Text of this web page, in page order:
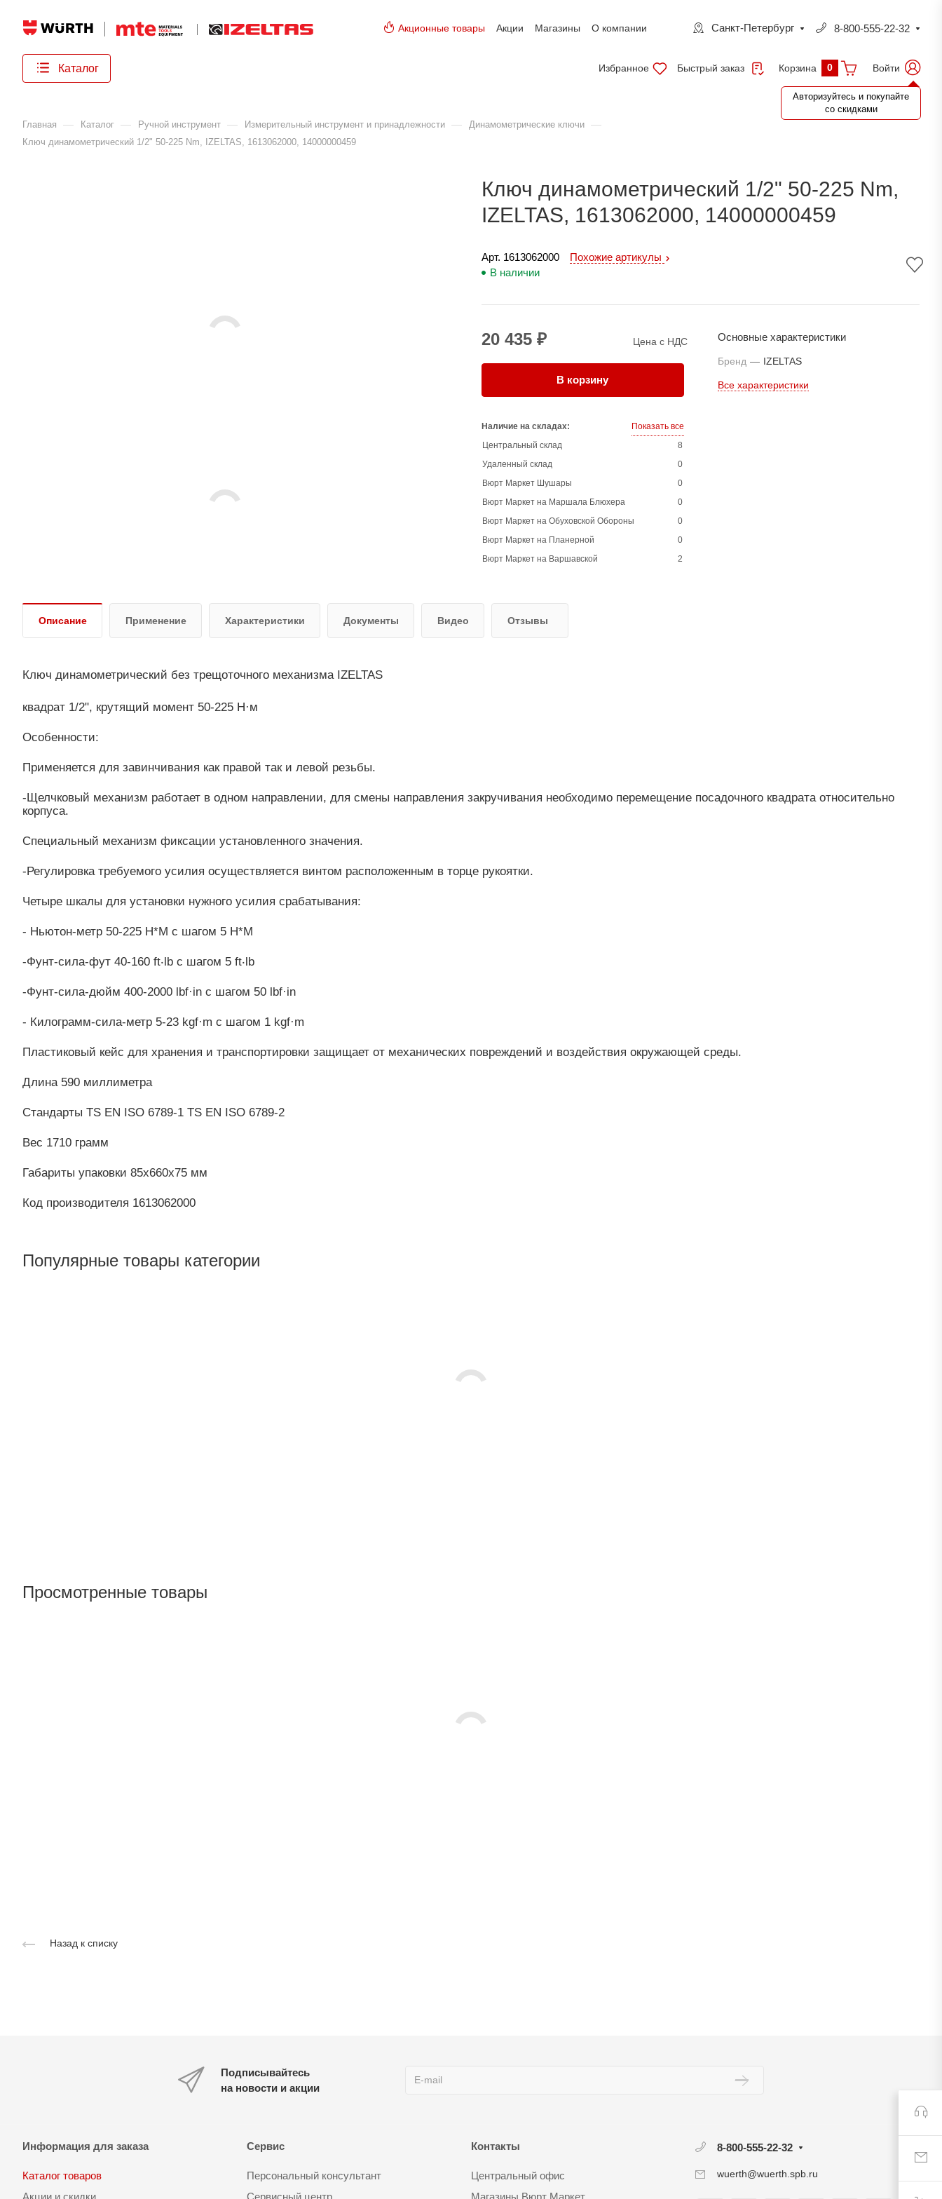
Акционные товары Акции Магазины О компании Санкт-Петербург 8-800-555-22-32
Каталог Избранное Быстрый заказ Корзина 0 Войти
Авторизуйтесь и покупайте
со скидками
Главная
— Каталог — Ручной инструмент — Измерительный инструмент и принадлежности — Динамометрические ключи —
Ключ динамометрический 1/2" 50-225 Nm, IZELTAS, 1613062000, 14000000459
Ключ динамометрический 1/2" 50-225 Nm,
IZELTAS, 1613062000, 14000000459
Арт. 1613062000
Похожие артикулы
В наличии
20 435 ₽ Цена с НДС
В корзину
Наличие на складах:
Показать все
Центральный склад
8
Удаленный склад
0
Вюрт Маркет Шушары
0
Вюрт Маркет на Маршала Блюхера
0
Вюрт Маркет на Обуховской Обороны
0
Вюрт Маркет на Планерной
0
Вюрт Маркет на Варшавской
2
Основные характеристики
Бренд — IZELTAS
Все характеристики
Описание Применение Характеристики Документы Видео Отзывы
Ключ динамометрический без трещоточного механизма IZELTAS
квадрат 1/2", крутящий момент 50-225 Н·м
Особенности:
Применяется для завинчивания как правой так и левой резьбы.
-Щелчковый механизм работает в одном направлении, для смены направления закручивания необходимо перемещение посадочного квадрата относительно
корпуса.
Специальный механизм фиксации установленного значения.
-Регулировка требуемого усилия осуществляется винтом расположенным в торце рукоятки.
Четыре шкалы для установки нужного усилия срабатывания:
- Ньютон-метр 50-225 Н*М с шагом 5 Н*М
-Фунт-сила-фут 40-160 ft‧lb с шагом 5 ft‧lb
-Фунт-сила-дюйм 400-2000 lbf·in с шагом 50 lbf·in
- Килограмм-сила-метр 5-23 kgf·m с шагом 1 kgf·m
Пластиковый кейс для хранения и транспортировки защищает от механических повреждений и воздействия окружающей среды.
Длина 590 миллиметра
Стандарты TS EN ISO 6789-1 TS EN ISO 6789-2
Вес 1710 грамм
Габариты упаковки 85x660x75 мм
Код производителя 1613062000
Популярные товары категории
Просмотренные товары
Назад к списку
Подписывайтесь
на новости и акции
Информация для заказа
Каталог товаров
Акции и скидки
Сервис
Персональный консультант
Сервисный центр
Контакты
Центральный офис
Магазины Вюрт Маркет
8-800-555-22-32
wuerth@wuerth.spb.ru